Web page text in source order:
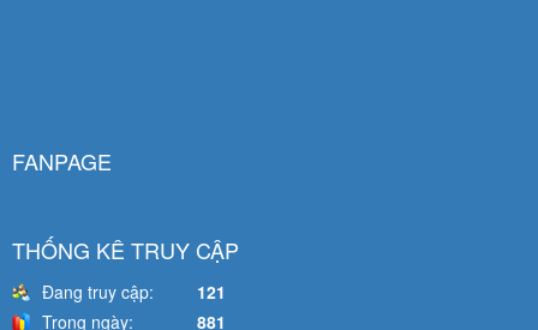
FANPAGE
THỐNG KÊ TRUY CẬP
Đang truy cập:
121
Trong ngày:
881